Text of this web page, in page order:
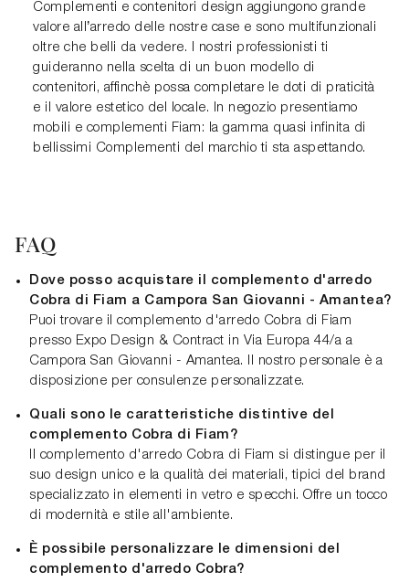
Complementi e contenitori design aggiungono grande
valore all’arredo delle nostre case e sono multifunzionali
oltre che belli da vedere. I nostri professionisti ti
guideranno nella scelta di un buon modello di
contenitori, affinchè possa completare le doti di praticità
e il valore estetico del locale. In negozio presentiamo
mobili e complementi Fiam: la gamma quasi infinita di
bellissimi Complementi del marchio ti sta aspettando.
FAQ
Dove posso acquistare il complemento d'arredo
Cobra di Fiam a Campora San Giovanni - Amantea?
Puoi trovare il complemento d'arredo Cobra di Fiam
presso Expo Design & Contract in Via Europa 44/a a
Campora San Giovanni - Amantea. Il nostro personale è a
disposizione per consulenze personalizzate.
Quali sono le caratteristiche distintive del
complemento Cobra di Fiam?
Il complemento d'arredo Cobra di Fiam si distingue per il
suo design unico e la qualità dei materiali, tipici del brand
specializzato in elementi in vetro e specchi. Offre un tocco
di modernità e stile all'ambiente.
È possibile personalizzare le dimensioni del
complemento d'arredo Cobra?